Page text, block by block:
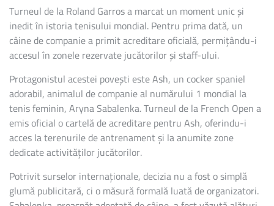
OPEN
FACE
ISTORIE:
CÂINELE
DE
COMPANIE
UNEI
VEDETE
DE
TENIS
PRIMEȘTE
ACREDITARE
Turneul de la Roland Garros a marcat un moment unic și
inedit în istoria tenisului mondial. Pentru prima dată, un
câine de companie a primit acreditare oficială, permițându-i
accesul în zonele rezervate jucătorilor și staff-ului.
Protagonistul acestei povești este Ash, un cocker spaniel
adorabil, animalul de companie al numărului 1 mondial la
tenis feminin, Aryna Sabalenka. Turneul de la French Open a
emis oficial o cartelă de acreditare pentru Ash, oferindu-i
acces la terenurile de antrenament și la anumite zone
dedicate activităților jucătorilor.
Potrivit surselor internaționale, decizia nu a fost o simplă
glumă publicitară, ci o măsură formală luată de organizatori.